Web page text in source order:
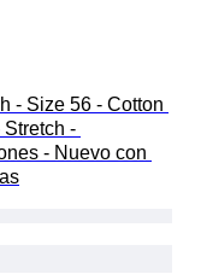
- Size 56 - Cotton
Stretch -
- Nuevo con